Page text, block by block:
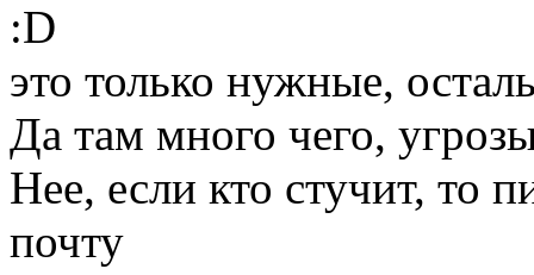
:D
это только нужные,
Да там много чего,
Нее, если кто стучит, то
почту